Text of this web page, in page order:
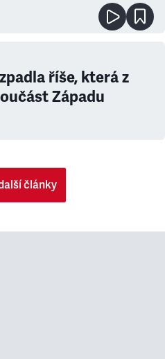
říše, která z
Západu
články